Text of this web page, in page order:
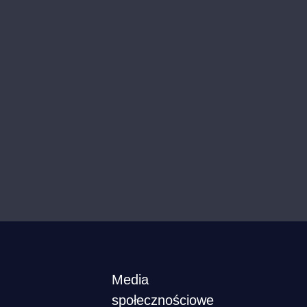
Media
społecznościowe